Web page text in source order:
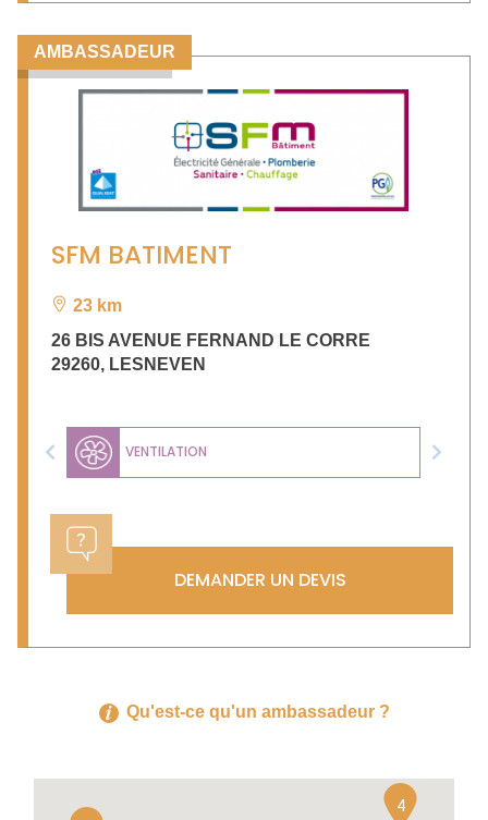
AMBASSADEUR
SFM BATIMENT
23 km
26 BIS AVENUE FERNAND LE CORRE
29260, LESNEVEN
VENTILATION
Previous Next
DEMANDER UN DEVIS
Qu'est-ce qu'un ambassadeur ?
4